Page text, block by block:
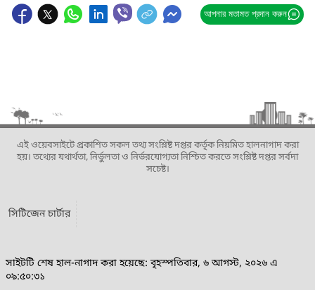
আপনার মতামত প্রদান করুন
এই ওয়েবসাইটে প্রকাশিত সকল তথ্য সংশ্লিষ্ট দপ্তর কর্তৃক নিয়মিত হালনাগাদ করা
হয়। তথ্যের যথার্থতা, নির্ভুলতা ও নির্ভরযোগ্যতা নিশ্চিত করতে সংশ্লিষ্ট দপ্তর সর্বদা
সচেষ্ট।
সিটিজেন চার্টার
সাইটটি শেষ হাল-নাগাদ করা হয়েছে: বৃহস্পতিবার, ৬ আগস্ট, ২০২৬ এ
০৯:৫০:৩১